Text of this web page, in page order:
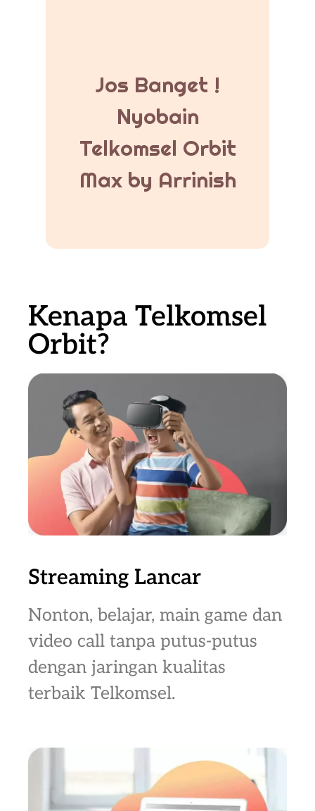
Jos Banget !
Nyobain
Telkomsel Orbit
Max by Arrinish
Kenapa Telkomsel
Orbit?
Streaming Lancar
Nonton, belajar, main game dan
video call tanpa putus-putus
dengan jaringan kualitas
terbaik Telkomsel.